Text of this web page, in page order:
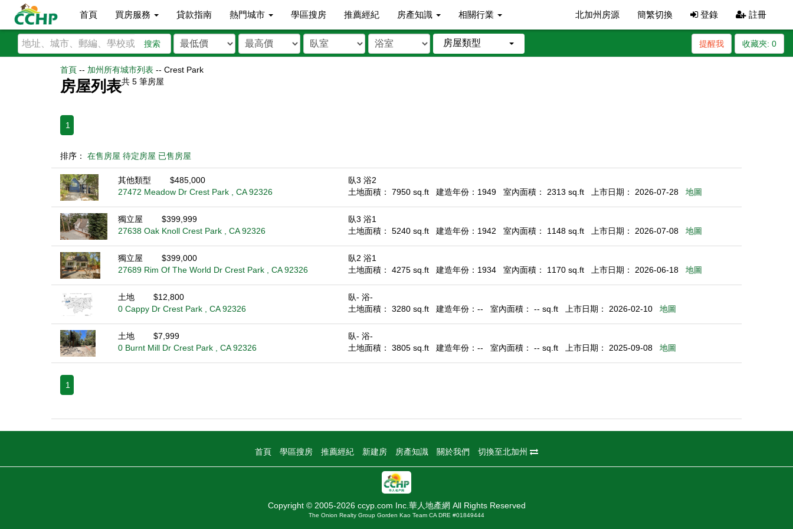
首頁 買房服務 貸款指南 熱門城市 學區搜房 推薦經紀 房產知識 相關行業 北加州房源 簡繁切換 登錄 註冊
搜索 房屋類型 收藏夾: 0
提醒我
首頁 -- 加州所有城市列表 -- Crest Park
房屋列表共 5 筆房屋
1
排序： 在售房屋 待定房屋 已售房屋
其他類型
$485,000
27472 Meadow Dr Crest Park , CA 92326
臥3 浴2
土地面積： 7950 sq.ft
建造年份：1949 室內面積： 2313 sq.ft 上市日期： 2026-07-28 地圖
獨立屋
$399,999
27638 Oak Knoll Crest Park , CA 92326
臥3 浴1
土地面積： 5240 sq.ft
建造年份：1942 室內面積： 1148 sq.ft 上市日期： 2026-07-08 地圖
獨立屋
$399,000
27689 Rim Of The World Dr Crest Park , CA 92326
臥2 浴1
土地面積： 4275 sq.ft
建造年份：1934 室內面積： 1170 sq.ft 上市日期： 2026-06-18 地圖
土地
$12,800
0 Cappy Dr Crest Park , CA 92326
臥- 浴-
土地面積： 3280 sq.ft
建造年份：-- 室內面積： -- sq.ft 上市日期： 2026-02-10 地圖
土地
$7,999
0 Burnt Mill Dr Crest Park , CA 92326
臥- 浴-
土地面積： 3805 sq.ft
建造年份：-- 室內面積： -- sq.ft 上市日期： 2025-09-08 地圖
1
首頁 學區搜房 推薦經紀 新建房 房產知識 關於我們 切換至北加州
Copyright © 2005-2026 ccyp.com Inc.華人地產網 All Rights Reserved
The Onion Realty Group Gorden Kao Team CA DRE #01849444